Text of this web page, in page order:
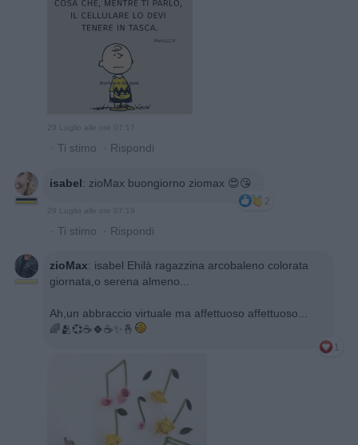
29 Luglio alle ore 07:17
· Ti stimo · Rispondi
isabel: zioMax buongiorno ziomax 😍😘
2
29 Luglio alle ore 07:19
· Ti stimo · Rispondi
zioMax: isabel Ehilà ragazzina arcobaleno colorata
giornata,o serena almeno...
Ah,un abbraccio virtuale ma affettuoso affettuoso...
🌈🫂💞☕️🍀☕️✨️🤞
1